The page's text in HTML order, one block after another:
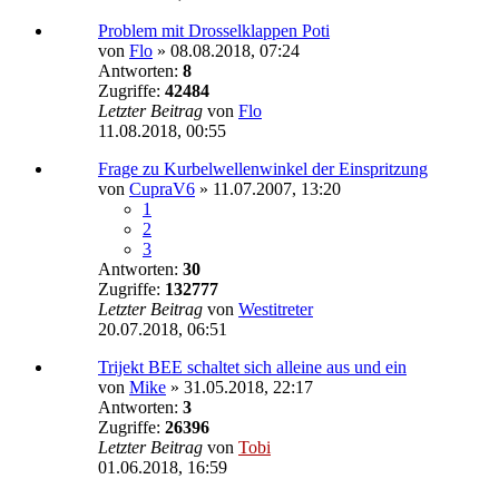
Problem mit Drosselklappen Poti
von Flo » 08.08.2018, 07:24
Antworten: 8
Zugriffe: 42484
Letzter Beitrag von Flo
11.08.2018, 00:55
Frage zu Kurbelwellenwinkel der Einspritzung
von CupraV6 » 11.07.2007, 13:20
1
2
3
Antworten: 30
Zugriffe: 132777
Letzter Beitrag von Westitreter
20.07.2018, 06:51
Trijekt BEE schaltet sich alleine aus und ein
von Mike » 31.05.2018, 22:17
Antworten: 3
Zugriffe: 26396
Letzter Beitrag von Tobi
01.06.2018, 16:59